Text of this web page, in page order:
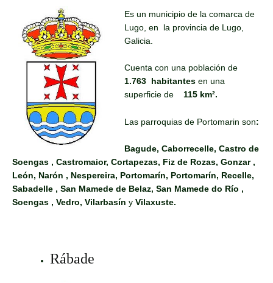
Es un municipio de la comarca de
Lugo, en la provincia de Lugo,
Galicia.
Cuenta con una población de
1.763 habitantes en una
superficie de
115 km².
Las parroquias de Portomarin son:
Bagude, Caborrecelle, Castro de
Soengas , Castromaior, Cortapezas, Fiz de Rozas, Gonzar ,
León, Narón , Nespereira, Portomarín, Portomarín, Recelle,
Sabadelle , San Mamede de Belaz, San Mamede do Río ,
Soengas , Vedro, Vilarbasín y Vilaxuste.
Rábade